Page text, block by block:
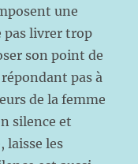
une
livrer trop
son point de
répondant pas à
de la femme
silence et
laisse les